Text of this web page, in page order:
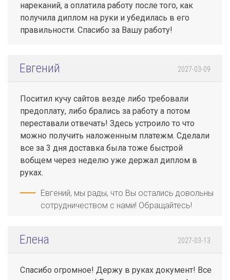
нареканий, а оплатила работу после того, как
получила диплом на руки и убедилась в его
правильности. Спасибо за Вашу работу!
Евгений 2027-03-09
Поситил кучу сайтов везде либо требовали
предоплату, либо брались за работу а потом
переставали отвечать! Здесь устроило то что
можно получить наложенным платежм. Сделали
все за 3 дня доставка была тоже быстрой
вобщем через неделю уже держал диплом в
руках.
Евгений, мы рады, что Вы остались довольны
сотрудничеством с нами! Обращайтесь!
Елена 2027-03-13
Спасибо огромное! Держу в руках документ! Все